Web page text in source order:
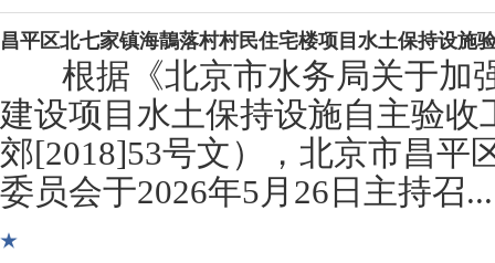
昌平区北七家镇海鶄落村村民住宅楼项目水土保持设施
根据《北京市水务局关于加
建设项目水土保持设施自主验收
郊[2018]53号文），北京市昌平
委员会于2026年5月26日主持召...